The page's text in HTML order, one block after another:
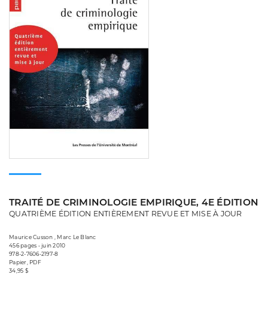
TRAITÉ DE CRIMINOLOGIE EMPIRIQUE, 4E ÉDITION
QUATRIÈME ÉDITION ENTIÈREMENT REVUE ET MISE À JOUR
Maurice Cusson , Marc Le Blanc
456 pages • juin 2010
978-2-7606-2197-8
Papier, PDF
34,95 $